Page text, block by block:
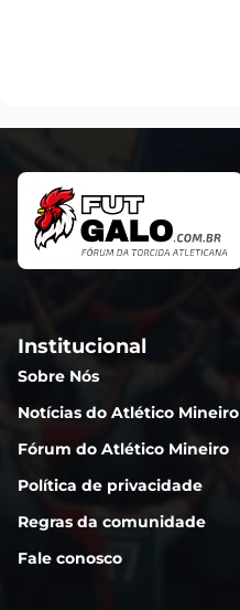
Institucional
Sobre Nós
Notícias do Atlético Mineiro
Fórum do Atlético Mineiro
Política de privacidade
Regras da comunidade
Fale conosco